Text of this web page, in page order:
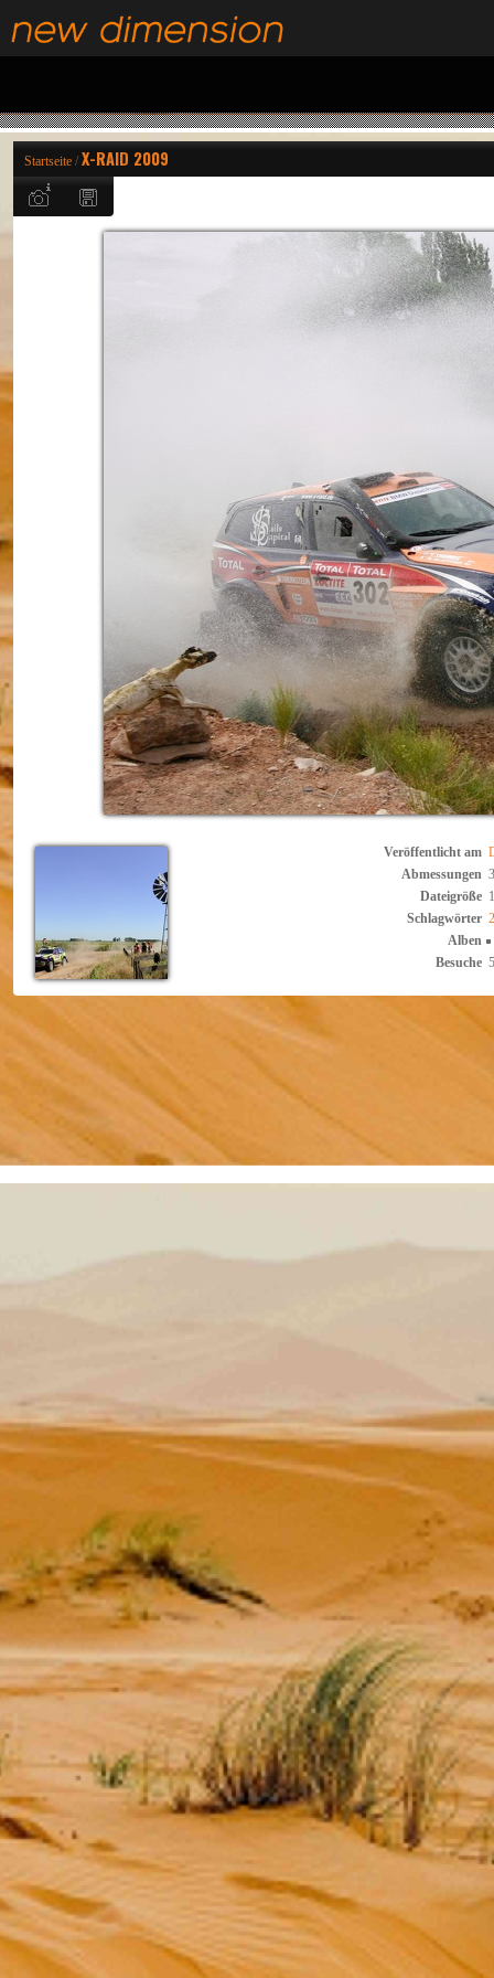
Startseite / X-RAID 2009
Veröffentlicht am
Abmessungen
Dateigröße
Schlagwörter
Alben
Besuche